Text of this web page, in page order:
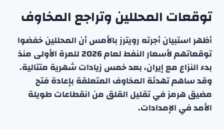
توقعات المحللين وتراجع المخاوف
أظهر استبيان أجرته رويترز بالأمس أن المحللين خفضوا
توقعاتهم لأسعار النفط لعام 2026 للمرة الأولى منذ
بدء النزاع مع إيران، بعد خمس زيادات شهرية متتالية.
وقد ساهم تهدئة المخاوف المتعلقة بإعادة فتح
مضيق هرمز في تقليل القلق من انقطاعات طويلة
الأمد في الإمدادات.